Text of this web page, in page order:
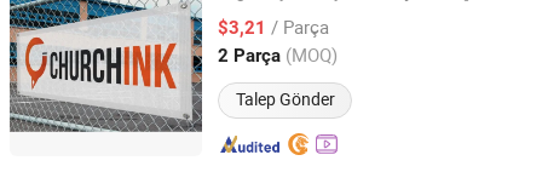
$3,21 / Parça
2 Parça (MOQ)
Talep Gönder
Zhejiang, China Fiyat 2019